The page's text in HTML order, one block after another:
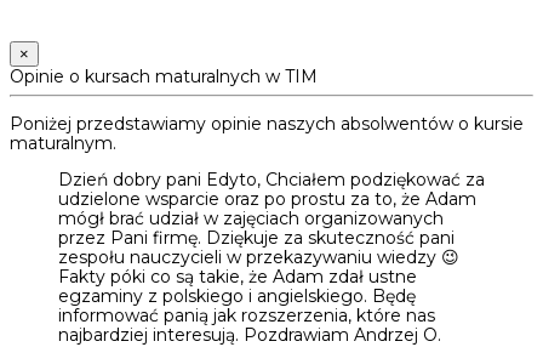
×
Opinie o kursach maturalnych w TIM
Poniżej przedstawiamy opinie naszych absolwentów o kursie
maturalnym.
Dzień dobry pani Edyto, Chciałem podziękować za
udzielone wsparcie oraz po prostu za to, że Adam
mógł brać udział w zajęciach organizowanych
przez Pani firmę. Dziękuje za skuteczność pani
zespołu nauczycieli w przekazywaniu wiedzy 😉
Fakty póki co są takie, że Adam zdał ustne
egzaminy z polskiego i angielskiego. Będę
informować panią jak rozszerzenia, które nas
najbardziej interesują. Pozdrawiam Andrzej O.